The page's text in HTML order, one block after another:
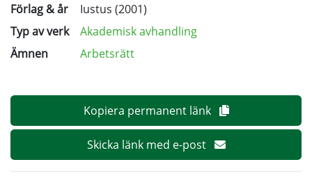
Förlag & år
Iustus (2001)
Typ av verk
Akademisk avhandling
Ämnen
Arbetsrätt
Kopiera permanent länk
Skicka länk med e-post